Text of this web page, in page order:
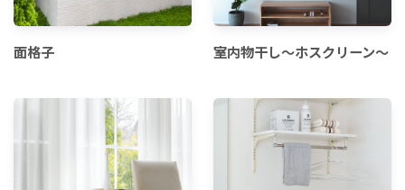
面格子 室内物干し～ホスクリーン～